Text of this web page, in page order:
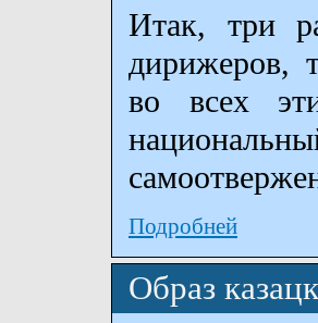
Итак, три
дирижеров,
во всех
Подробней
Образ